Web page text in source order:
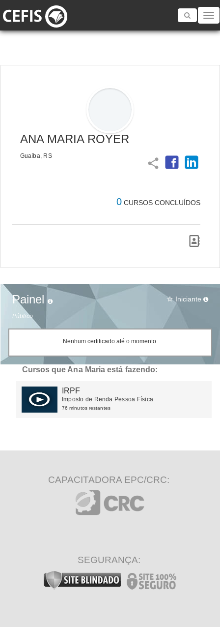
Toggle
ANA MARIA ROYER
Guaíba, RS
share
0 CURSOS CONCLUÍDOS
Painel
Público
star_border Iniciante
Nenhum certificado até o momento.
Cursos que Ana Maria está fazendo:
IRPF
Imposto de Renda Pessoa Física
76 minutos restantes
CAPACITADORA EPC/CRC:
SEGURANÇA: